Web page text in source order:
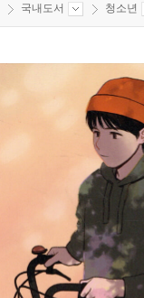
국내도서 청소년